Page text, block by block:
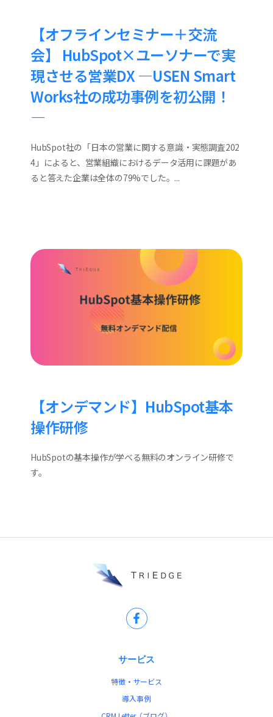
【オフラインセミナー＋交流
会】 HubSpot×ユーソナーで実
現させる営業DX ―USEN Smart
Works社の成功事例を初公開！
―
HubSpot社の「日本の営業に関する意識・実態調査202
4」によると、営業組織におけるデータ活用に課題があ
ると答えた企業は全体の79%でした。...
【オンデマンド】HubSpot基本
操作研修
HubSpotの基本操作が学べる無料のオンライン研修で
す。
サービス
特徴・サービス
導入事例